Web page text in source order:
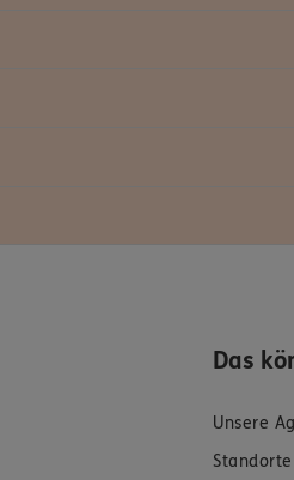
Das
Unsere
Standorte